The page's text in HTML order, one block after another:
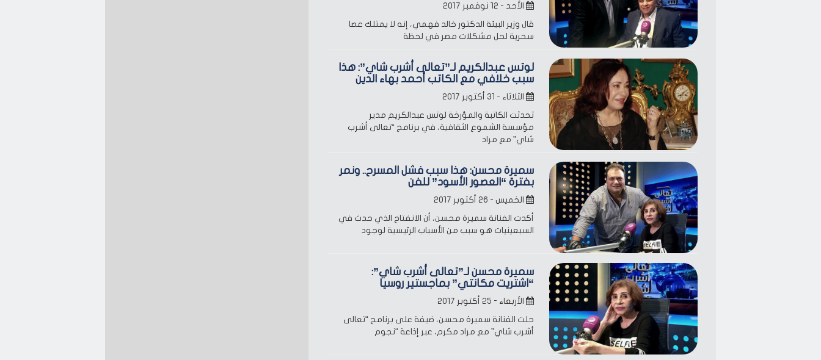
الأحد - ١٢ نوفمبر ٢٠١٧
قال وزير البيئة الدكتور خالد فهمي، إنه لا يمتلك عصا
سحرية لحل مشكلات مصر في لحظة
لوتس عبدالكريم لـ”تعالى أشرب شاي”: هذا
سبب خلافي مع الكاتب أحمد بهاء الدين
الثلاثاء - ٣١ أكتوبر ٢٠١٧
تحدثت الكاتبة والمؤرخة لوتس عبدالكريم مدير
مؤسسة الشموع الثقافية، في برنامج “تعالى أشرب
شاي” مع مراد
سميرة محسن: هذا سبب فشل المسرح.. ونمر
بفترة “العصور الأسود” للفن
الخميس - ٢٦ أكتوبر ٢٠١٧
أكدت الفنانة سميرة محسن، أن الانفتاح الذي حدث في
السبعينيات هو سبب من الأسباب الرئيسية لوجود
سميرة محسن لـ”تعالى أشرب شاي”:
“اشتريت مكانتي” بماجستير روسيا
الأربعاء - ٢٥ أكتوبر ٢٠١٧
حلت الفنانة سميرة محسن، ضيفة على برنامج “تعالى
أشرب شاي” مع مراد مكرم، عبر إذاعة “نجوم